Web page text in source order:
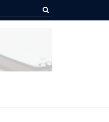
2025 en Guadalajara